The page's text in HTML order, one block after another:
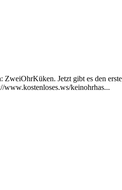
Jetzt gibt es den
keinohrhas...